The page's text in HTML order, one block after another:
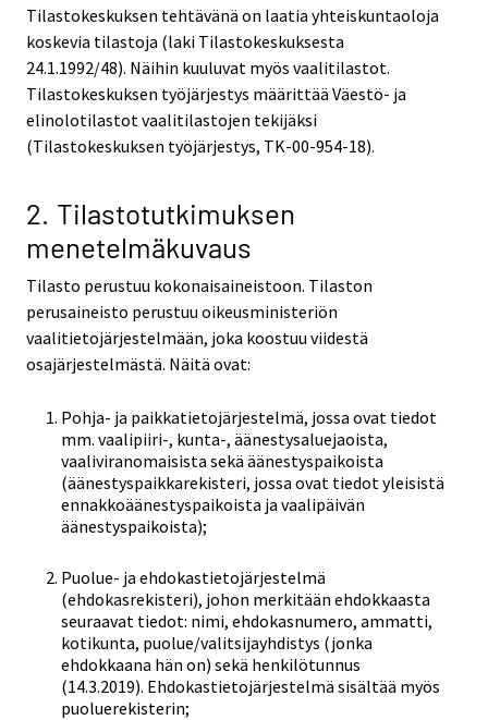
Tilastokeskuksen tehtävänä on laatia yhteiskuntaoloja
koskevia tilastoja (laki Tilastokeskuksesta
24.1.1992/48). Näihin kuuluvat myös vaalitilastot.
Tilastokeskuksen työjärjestys määrittää Väestö- ja
elinolotilastot vaalitilastojen tekijäksi
(Tilastokeskuksen työjärjestys, TK-00-954-18).
2. Tilastotutkimuksen
menetelmäkuvaus
Tilasto perustuu kokonaisaineistoon. Tilaston
perusaineisto perustuu oikeusministeriön
vaalitietojärjestelmään, joka koostuu viidestä
osajärjestelmästä. Näitä ovat:
Pohja- ja paikkatietojärjestelmä, jossa ovat tiedot
mm. vaalipiiri-, kunta-, äänestysaluejaoista,
vaaliviranomaisista sekä äänestyspaikoista
(äänestyspaikkarekisteri, jossa ovat tiedot yleisistä
ennakkoäänestyspaikoista ja vaalipäivän
äänestyspaikoista);
Puolue- ja ehdokastietojärjestelmä
(ehdokasrekisteri), johon merkitään ehdokkaasta
seuraavat tiedot: nimi, ehdokasnumero, ammatti,
kotikunta, puolue/valitsijayhdistys (jonka
ehdokkaana hän on) sekä henkilötunnus
(14.3.2019). Ehdokastietojärjestelmä sisältää myös
puoluerekisterin;